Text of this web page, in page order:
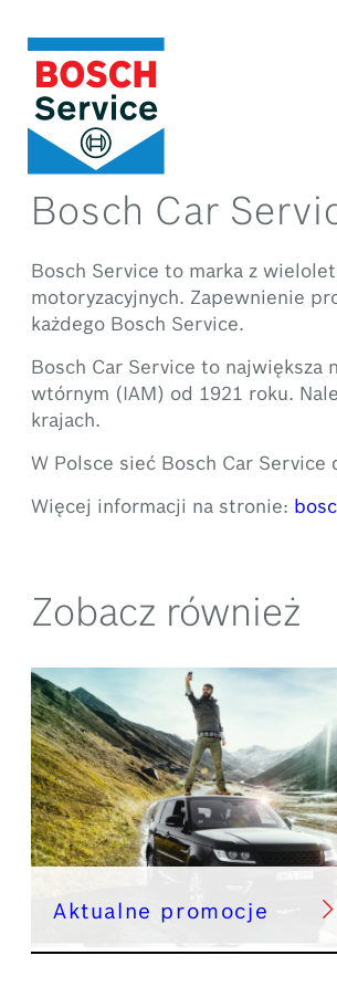
Bosch Car
Bosch Service to marka z
motoryzacyjnych. Zapewnienie
każdego Bosch Service.
Bosch Car Service to największa
wtórnym (IAM) od 1921 roku.
krajach.
W Polsce sieć Bosch Car
Więcej informacji na stronie:
Zobacz również
Aktualne promocje